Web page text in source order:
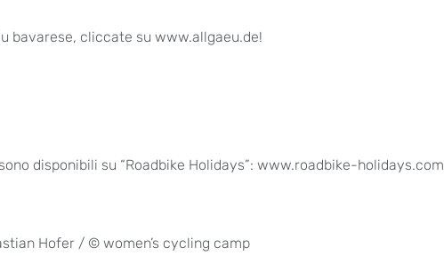
bavarese, cliccate su www.allgaeu.de!
disponibili su “Roadbike Holidays”: www.roadbike-holidays.com
Hofer / © women’s cycling camp